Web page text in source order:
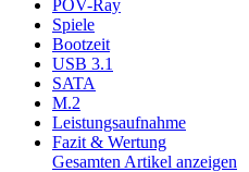
POV-Ray
Spiele
Bootzeit
USB 3.1
SATA
M.2
Leistungsaufnahme
Fazit & Wertung
Gesamten Artikel anzeigen